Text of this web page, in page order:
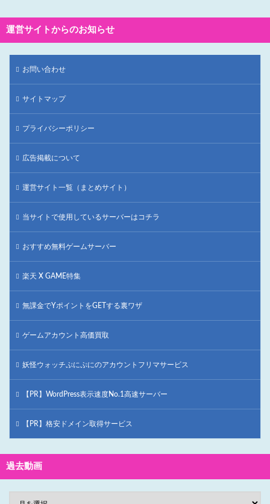
運営サイトからのお知らせ
お問い合わせ
サイトマップ
プライバシーポリシー
広告掲載について
運営サイト一覧（まとめサイト）
当サイトで使用しているサーバーはコチラ
おすすめ無料ゲームサーバー
楽天 X GAME特集
無課金でYポイントをGETする裏ワザ
ゲームアカウント高価買取
妖怪ウォッチぷにぷにのアカウントフリマサービス
【PR】WordPress表示速度No.1高速サーバー
【PR】格安ドメイン取得サービス
過去動画